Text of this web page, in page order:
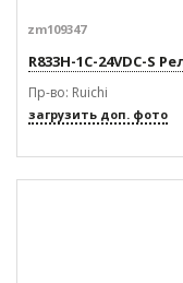
zm109347
R833H-1C-24VDC-S
Пр-во: Ruichi
загрузить доп. фото